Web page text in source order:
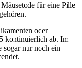
für eine Pille
oder
kontinuierlich ab. Im
sogar nur noch ein